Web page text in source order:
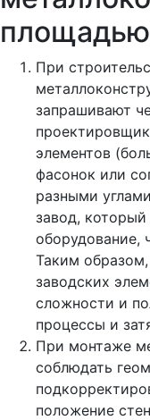
При
запрашивают
элементов
фасонок или
разными
завод,
оборудование,
Таким
заводских
сложности и
процессы и
При монтаже
соблюдать
положение